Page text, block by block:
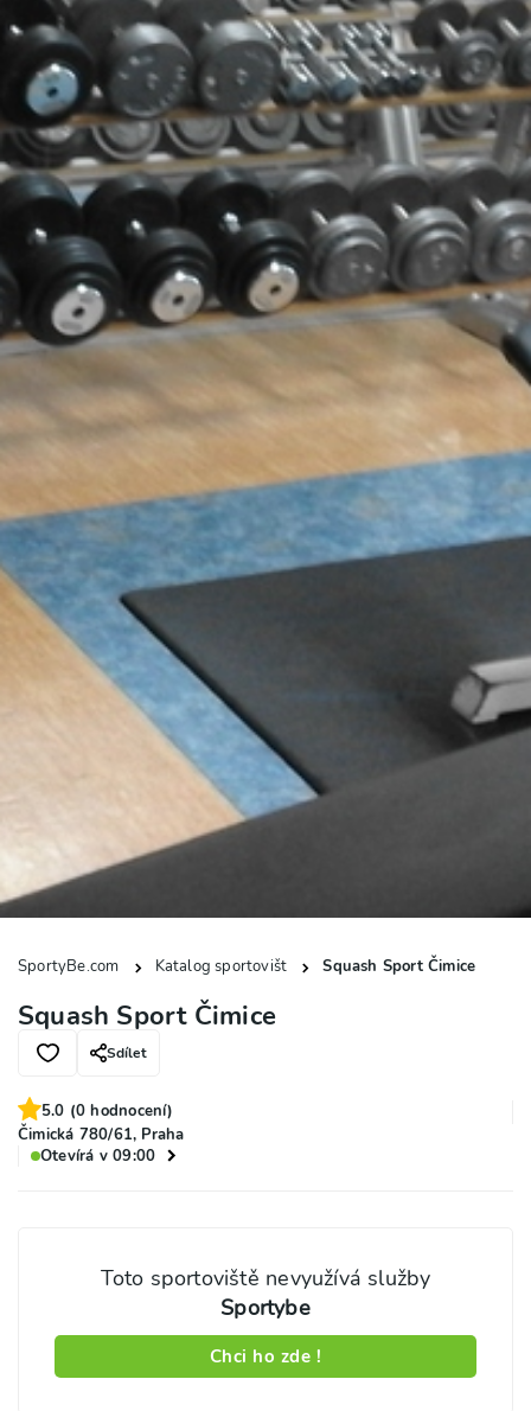
SportyBe.com Katalog sportovišt Squash Sport Čimice
Squash Sport Čimice
Sdílet
5.0 (0 hodnocení)
Čimická 780/61, Praha
Otevírá v 09:00
Toto sportoviště nevyužívá služby
Sportybe
Chci ho zde !